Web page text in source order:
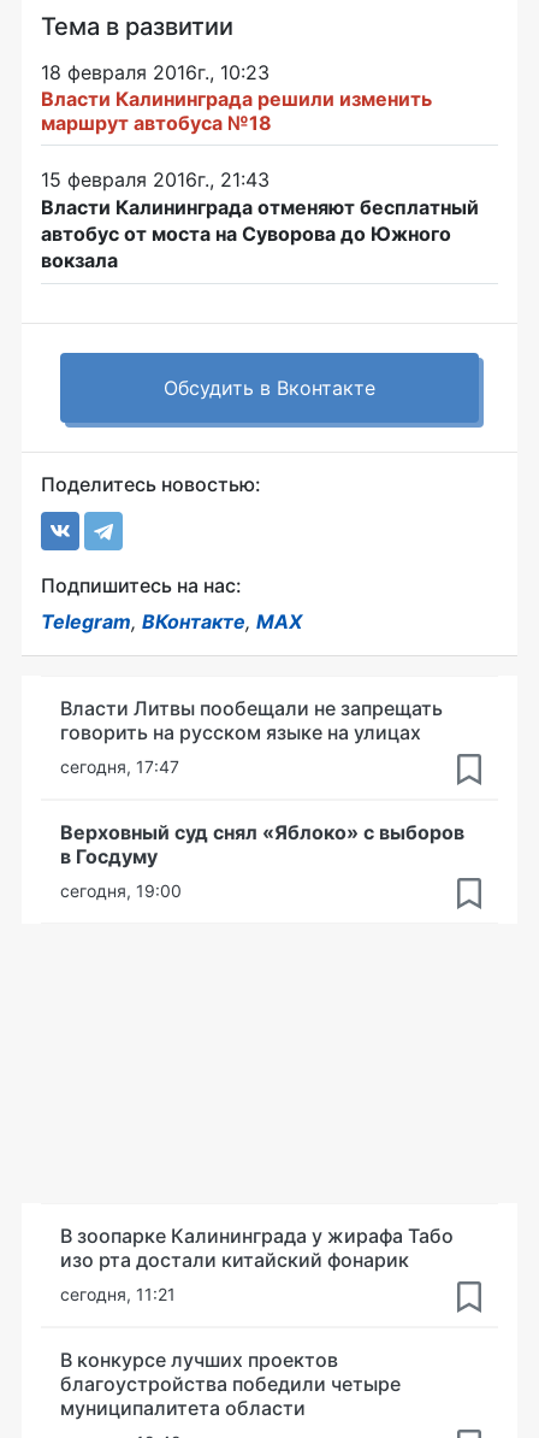
Тема в развитии
18 февраля 2016г., 10:23
Власти Калининграда решили изменить
маршрут автобуса №18
15 февраля 2016г., 21:43
Власти Калининграда отменяют бесплатный
автобус от моста на Суворова до Южного
вокзала
Обсудить в Вконтакте
Поделитесь новостью:
Подпишитесь на нас:
Telegram, ВКонтакте, MAX
Власти Литвы пообещали не запрещать
говорить на русском языке на улицах
сегодня, 17:47
Верховный суд снял «Яблоко» с выборов
в Госдуму
сегодня, 19:00
В зоопарке Калининграда у жирафа Табо
изо рта достали китайский фонарик
сегодня, 11:21
В конкурсе лучших проектов
благоустройства победили четыре
муниципалитета области